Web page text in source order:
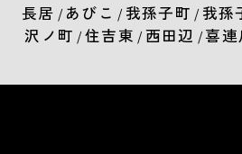
長居 / あびこ / 我孫子町 / 我孫
沢ノ町 / 住吉東 / 西田辺 /喜連